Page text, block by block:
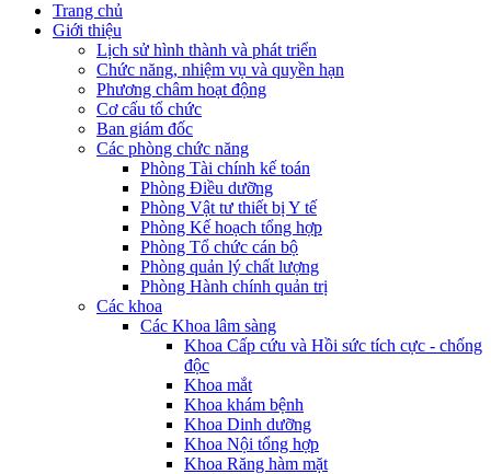
Trang chủ
Giới thiệu
Lịch sử hình thành và phát triển
Chức năng, nhiệm vụ và quyền hạn
Phương châm hoạt động
Cơ cấu tổ chức
Ban giám đốc
Các phòng chức năng
Phòng Tài chính kế toán
Phòng Điều dưỡng
Phòng Vật tư thiết bị Y tế
Phòng Kế hoạch tổng hợp
Phòng Tổ chức cán bộ
Phòng quản lý chất lượng
Phòng Hành chính quản trị
Các khoa
Các Khoa lâm sàng
Khoa Cấp cứu và Hồi sức tích cực - chống
độc
Khoa mắt
Khoa khám bệnh
Khoa Dinh dưỡng
Khoa Nội tổng hợp
Khoa Răng hàm mặt